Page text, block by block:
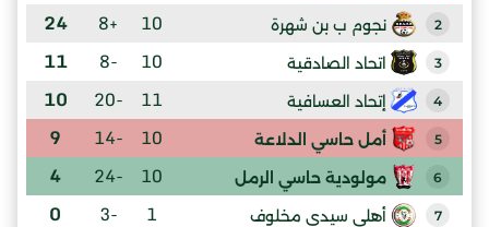
2 نجوم ب بن شهرة 10
+8
24
3 اتحاد الصادقية 10
-8
11
4 إتحاد العسافية 11
-20
10
5 أمل حاسي الدلاعة 10
-14
9
6 مولودية حاسي الرمل 10
-24
4
7 أهلي سيدي مخلوف 1
-3
0